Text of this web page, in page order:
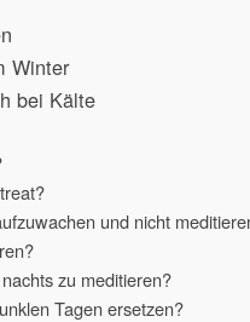
Winter
bei Kälte
und nicht
zu meditieren?
Tagen ersetzen?